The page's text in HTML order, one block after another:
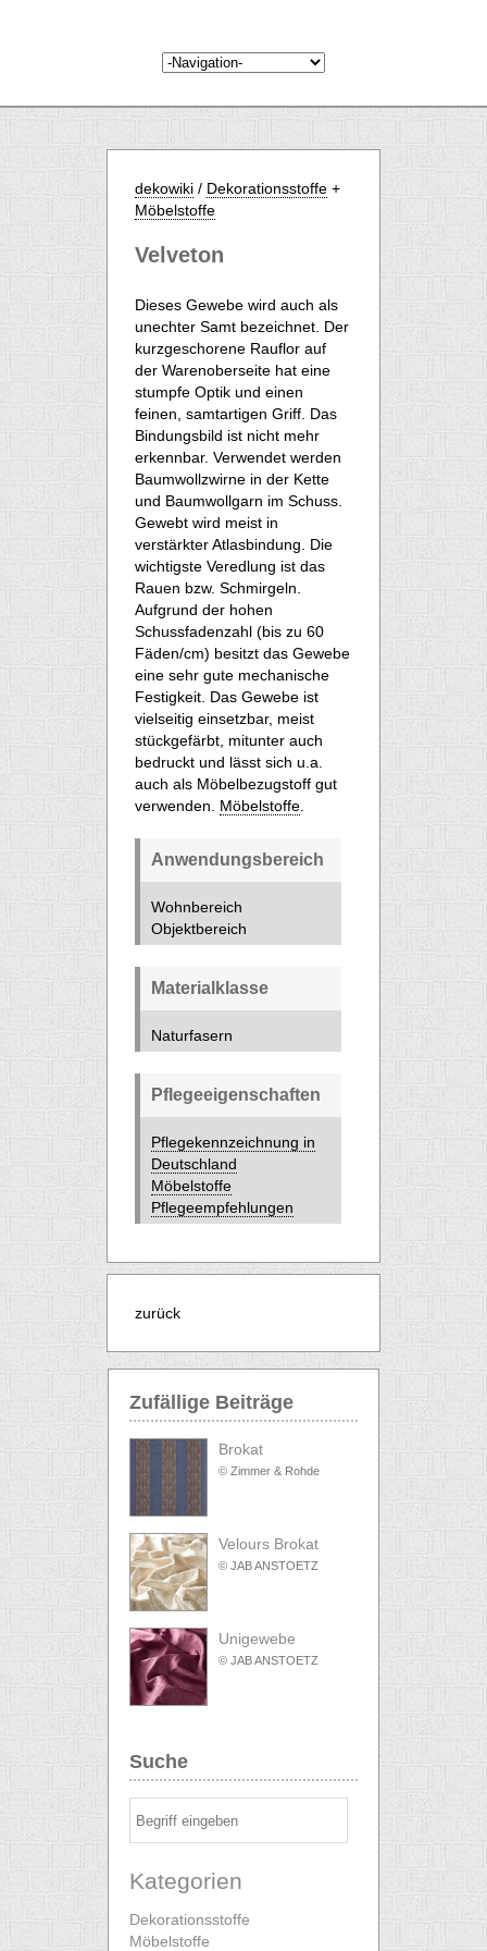
dekowiki / Dekorationsstoffe +
Möbelstoffe
Velveton
Dieses Gewebe wird auch als
unechter Samt bezeichnet. Der
kurzgeschorene Rauflor auf
der Warenoberseite hat eine
stumpfe Optik und einen
feinen, samtartigen Griff. Das
Bindungsbild ist nicht mehr
erkennbar. Verwendet werden
Baumwollzwirne in der Kette
und Baumwollgarn im Schuss.
Gewebt wird meist in
verstärkter Atlasbindung. Die
wichtigste Veredlung ist das
Rauen bzw. Schmirgeln.
Aufgrund der hohen
Schussfadenzahl (bis zu 60
Fäden/cm) besitzt das Gewebe
eine sehr gute mechanische
Festigkeit. Das Gewebe ist
vielseitig einsetzbar, meist
stückgefärbt, mitunter auch
bedruckt und lässt sich u.a.
auch als Möbelbezugstoff gut
verwenden. Möbelstoffe
Anwendungsbereich
Wohnbereich
Objektbereich
Materialklasse
Naturfasern
Pflegeeigenschaften
Pflegekennzeichnung in
Deutschland
Möbelstoffe
Pflegeempfehlungen
zurück
Zufällige Beiträge
Brokat
© Zimmer & Rohde
Velours Brokat
© JAB ANSTOETZ
Unigewebe
© JAB ANSTOETZ
Suche
Kategorien
Dekorationsstoffe
Möbelstoffe